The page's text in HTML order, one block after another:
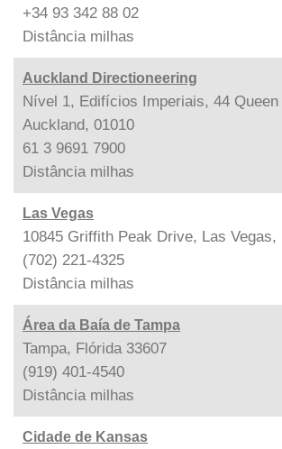
+34 93 342 88 02
Distância milhas
Auckland Directioneering
Nível 1, Edifícios Imperiais, 44 Queen
Auckland, 01010
61 3 9691 7900
Distância milhas
Las Vegas
10845 Griffith Peak Drive, Las Vegas,
(702) 221-4325
Distância milhas
Área da Baía de Tampa
Tampa, Flórida 33607
(919) 401-4540
Distância milhas
Cidade de Kansas